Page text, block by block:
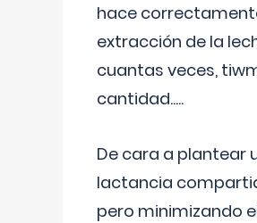
hace
extracción de la
cuantas veces,
cantidad.....
De cara a plantear
lactancia
pero minimizando